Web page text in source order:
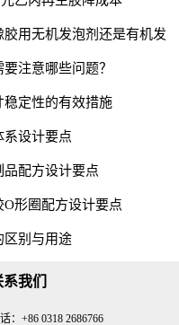
用无机发泡剂还是有机发
注意哪些问题？
定性的有效措施
系设计要点
配方设计要点
形圈配方设计要点
区别与用途
系我们
：+86 0318 2686766